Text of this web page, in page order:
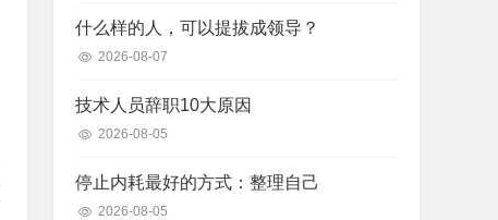
什么样的人，可以提拔成领导？
2026-08-07
技术人员辞职10大原因
2026-08-05
停止内耗最好的方式：整理自己
2026-08-05